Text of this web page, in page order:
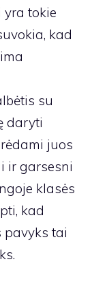
yra tokie
kad
su
daryti
juos
ir garsesni
klasės
kad
pavyks tai